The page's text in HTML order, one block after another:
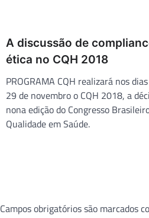
A discussão de
ética no CQH 2018
PROGRAMA CQH realizará nos
29 de novembro o CQH 2018, a
nona edição do Congresso
Qualidade em Saúde.
Campos obrigatórios são marcados